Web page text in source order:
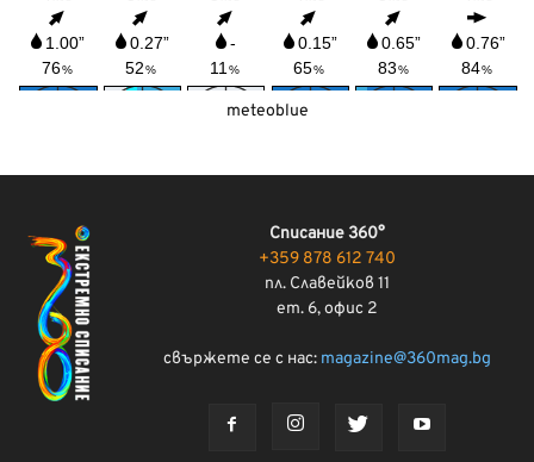
meteoblue
Списание 360°
+359 878 612 740
пл. Славейков 11
ет. 6, офис 2
свържете се с нас: magazine@360mag.bg